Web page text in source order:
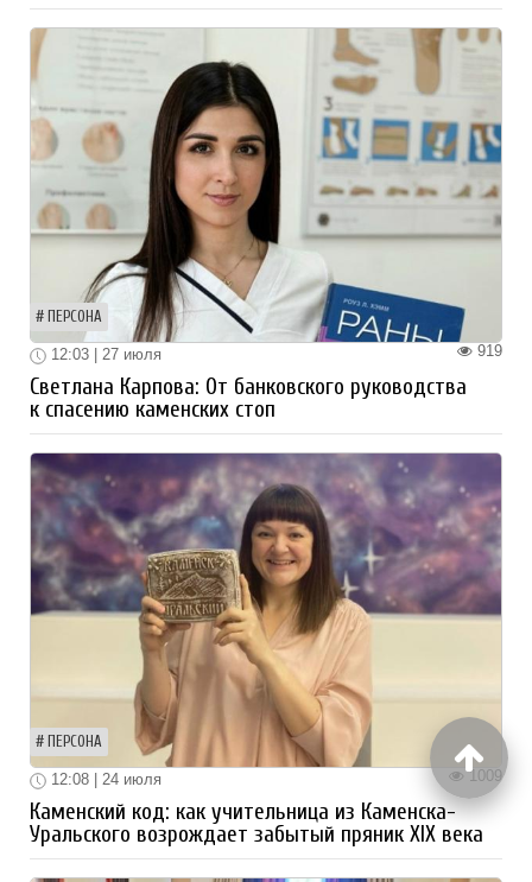
ПЕРСОНА
919
12:03 | 27 июля
Светлана Карпова: От банковского руководства
к спасению каменских стоп
ПЕРСОНА
1009
12:08 | 24 июля
Каменский код: как учительница из Каменска-
Уральского возрождает забытый пряник XIX века